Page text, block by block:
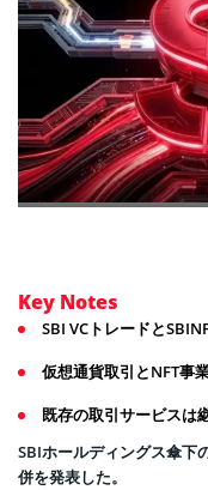
Key Notes
SBI VCトレードと
仮想通貨取引とNFT事
既存の取引サービスは
SBIホールディングス傘下
併を発表した。